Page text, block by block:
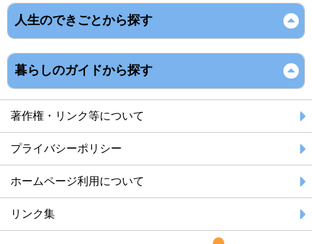
人生のできごとから探す
暮らしのガイドから探す
著作権・リンク等について
プライバシーポリシー
ホームページ利用について
リンク集